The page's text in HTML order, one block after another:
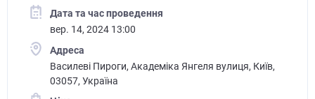
Дата та час проведення
вер. 14, 2024 13:00
Адреса
Василеві Пироги, Академіка Янгеля вулиця, Київ,
03057, Україна